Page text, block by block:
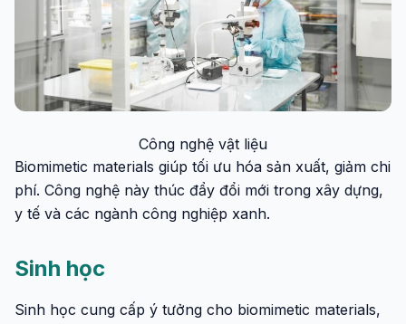
Công nghệ vật liệu
Biomimetic materials giúp tối ưu hóa sản xuất, giảm chi
phí. Công nghệ này thúc đẩy đổi mới trong xây dựng,
y tế và các ngành công nghiệp xanh.
Sinh học
Sinh học cung cấp ý tưởng cho biomimetic materials,